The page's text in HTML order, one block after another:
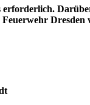
erforderlich.
Dresden